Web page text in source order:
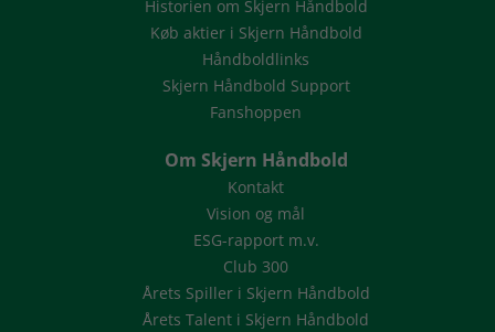
Historien om Skjern Håndbold
Køb aktier i Skjern Håndbold
Håndboldlinks
Skjern Håndbold Support
Fanshoppen
Om Skjern Håndbold
Kontakt
Vision og mål
ESG-rapport m.v.
Club 300
Årets Spiller i Skjern Håndbold
Årets Talent i Skjern Håndbold